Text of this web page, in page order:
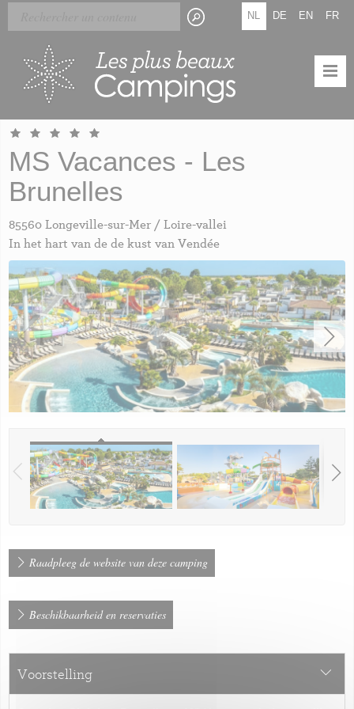
Skip
main
FR
EN
DE
NL
MS Vacances - Les
Brunelles
85560 Longeville-sur-Mer / Loire-vallei
In het hart van de de kust van Vendée
Raadpleeg de website van deze camping
Beschikbaarheid en reservaties
Voorstelling
Cookies beheer paneel